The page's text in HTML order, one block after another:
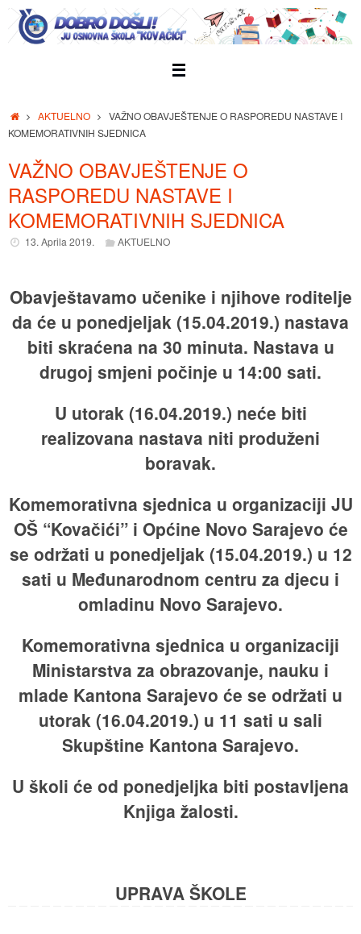
Skip
content
HomeAKTUELNO
VAŽNO OBAVJEŠTENJE O RASPOREDU NASTAVE I
KOMEMORATIVNIH SJEDNICA
VAŽNO OBAVJEŠTENJE O
RASPOREDU NASTAVE I
KOMEMORATIVNIH SJEDNICA
13. Aprila 2019. AKTUELNO
Obavještavamo učenike i njihove roditelje
da će u ponedjeljak (15.04.2019.) nastava
biti skraćena na 30 minuta. Nastava u
drugoj smjeni počinje u 14:00 sati.
U utorak (16.04.2019.) neće biti
realizovana nastava niti produženi
boravak.
Komemorativna sjednica u organizaciji JU
OŠ “Kovačići” i Općine Novo Sarajevo će
se održati u ponedjeljak (15.04.2019.) u 12
sati u Međunarodnom centru za djecu i
omladinu Novo Sarajevo.
Komemorativna sjednica u organizaciji
Ministarstva za obrazovanje, nauku i
mlade Kantona Sarajevo će se održati u
utorak (16.04.2019.) u 11 sati u sali
Skupštine Kantona Sarajevo.
U školi će od ponedjeljka biti postavljena
Knjiga žalosti.
UPRAVA ŠKOLE